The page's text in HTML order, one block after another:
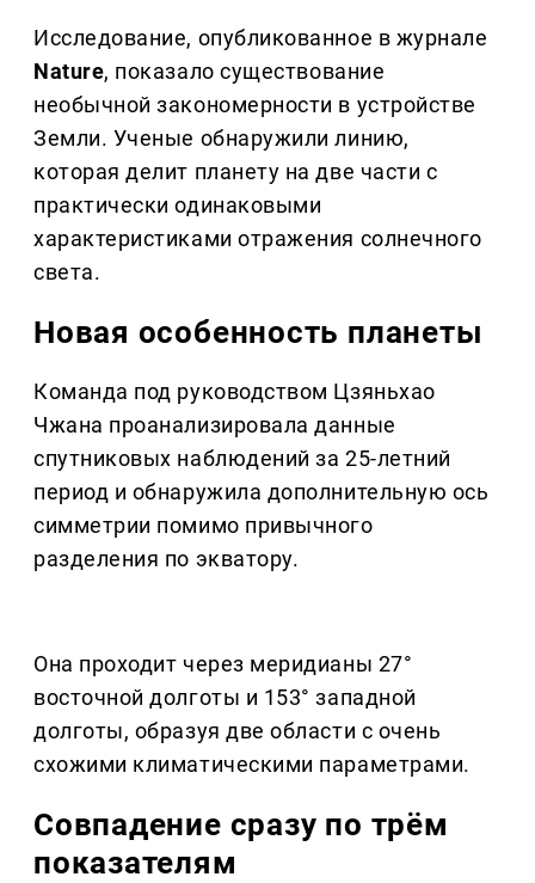
Исследование, опубликованное в журнале
Nature, показало существование
необычной закономерности в устройстве
Земли. Ученые обнаружили линию,
которая делит планету на две части с
практически одинаковыми
характеристиками отражения солнечного
света.
Новая особенность планеты
Команда под руководством Цзяньхао
Чжана проанализировала данные
спутниковых наблюдений за 25-летний
период и обнаружила дополнительную ось
симметрии помимо привычного
разделения по экватору.
Она проходит через меридианы 27°
восточной долготы и 153° западной
долготы, образуя две области с очень
схожими климатическими параметрами.
Совпадение сразу по трём
показателям